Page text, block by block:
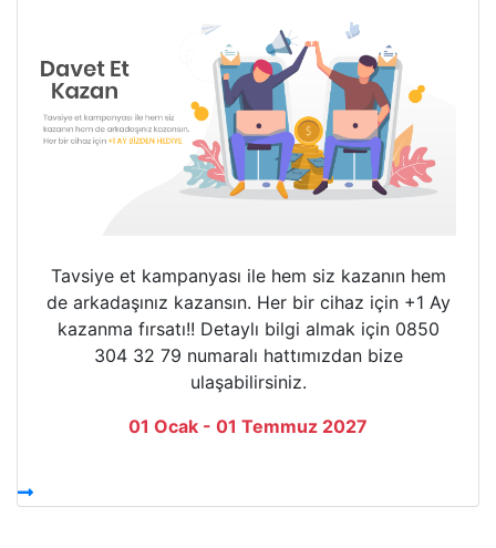
Tavsiye et kampanyası ile hem siz kazanın hem
de arkadaşınız kazansın. Her bir cihaz için +1 Ay
kazanma fırsatı!! Detaylı bilgi almak için 0850
304 32 79 numaralı hattımızdan bize
ulaşabilirsiniz.
01 Ocak - 01 Temmuz 2027